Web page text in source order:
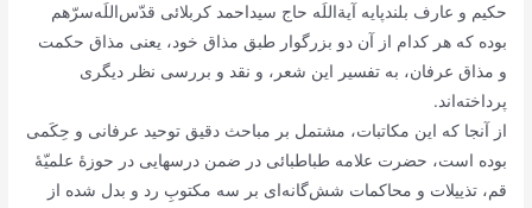
حکیم و عارف بلندپایه آیة‌اللَه حاج سیداحمد کربلائی قدّس‌اللَه‌سرّهم
بوده که هر کدام از آن دو بزرگوار طبق مذاق خود، یعنی مذاق حکمت
و مذاق عرفان، به تفسیر این شعر، و نقد و بررسی نظر دیگری
پرداخته‌اند.
از آنجا که این مکاتبات، مشتمل بر مباحث دقیق توحید عرفانی و حِکَمی
بوده است، حضرت علامه طباطبائی در ضمن درسهایی در حوزۀ علمیّۀ
قم، تذییلات و محاکمات شش‌گانه‌ای بر سه مکتوبِ رد و بدل شده از